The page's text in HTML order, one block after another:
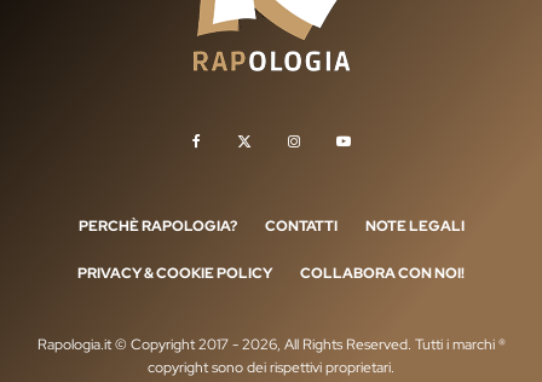
PERCHÈ RAPOLOGIA? CONTATTI NOTE LEGALI
PRIVACY & COOKIE POLICY COLLABORA CON NOI!
Rapologia.it © Copyright 2017 - 2026, All Rights Reserved. Tutti i marchi ®
copyright sono dei rispettivi proprietari.